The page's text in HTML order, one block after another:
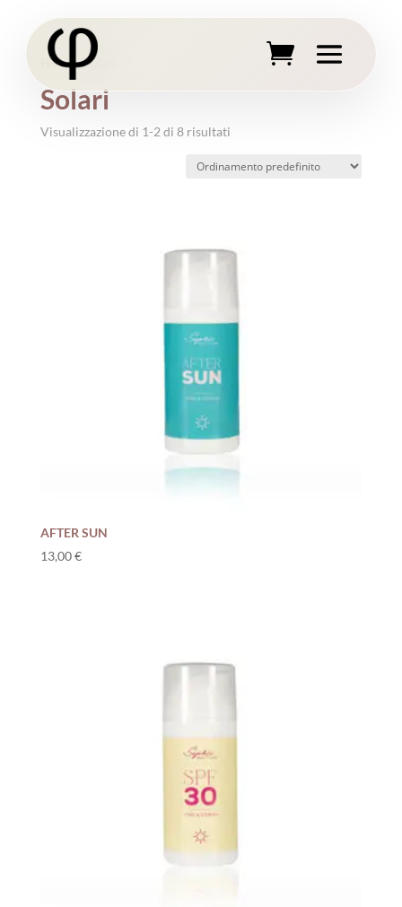
Home / Solari
Solari
Visualizzazione di 1-2 di 8 risultati
AFTER SUN
13,00€